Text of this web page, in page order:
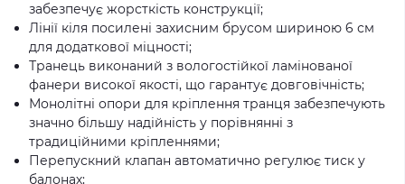
забезпечує жорсткість конструкції;
Лінії кіля посилені захисним брусом шириною 6 см
для додаткової міцності;
Транець виконаний з вологостійкої ламінованої
фанери високої якості, що гарантує довговічність;
Монолітні опори для кріплення транця забезпечують
значно більшу надійність у порівнянні з
традиційними кріпленнями;
Перепускний клапан автоматично регулює тиск у
балонах;